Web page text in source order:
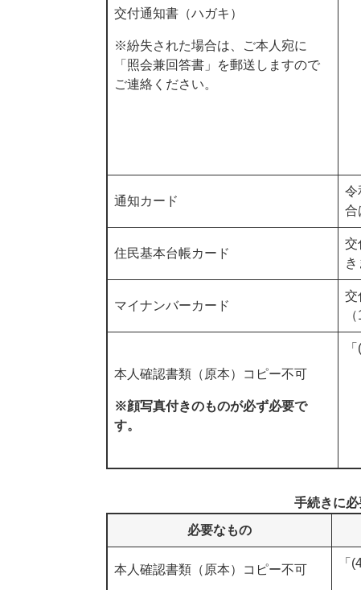
交付通知書（ハガキ）
※紛失された場合は、ご本人宛に
「照会兼回答書」を郵送しますので
ご連絡ください。
通知カード
令
合
住民基本台帳カード
交
き
マイナンバーカード
交
本人確認書類（原本）コピー不可
※顔写真付きのものが必ず必要で
す。
手続きに必
必要なもの
本人確認書類（原本）コピー不可 「